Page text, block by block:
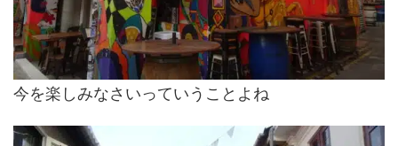
今を楽しみなさいっていうことよね